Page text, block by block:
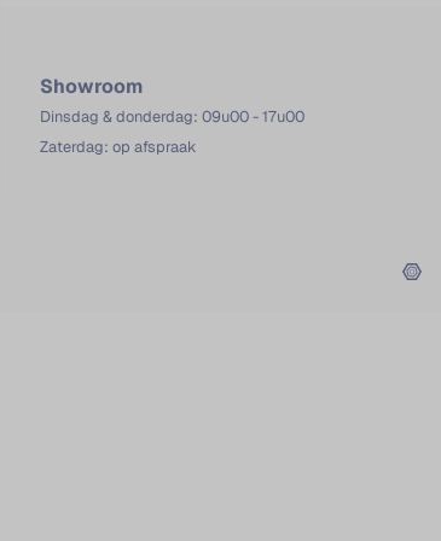
Showroom
Dinsdag & donderdag: 09u00 - 17u00
Zaterdag: op afspraak